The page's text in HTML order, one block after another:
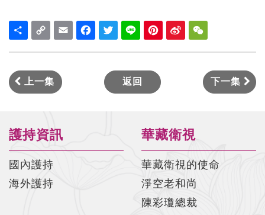
Share
Copy
Link
Email FacebookTwitter Line Pinterest Sina
Weibo
上一集 返回 下一集
護持資訊
國內護持
海外護持
華藏衛視
華藏衛視的使命
淨空老和尚
陳彩瓊總裁